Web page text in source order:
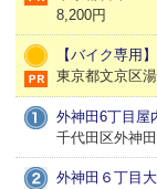
8,200円
【バイク専用
東京都文京区
外神田6丁目屋
千代田区外神
外神田６丁目